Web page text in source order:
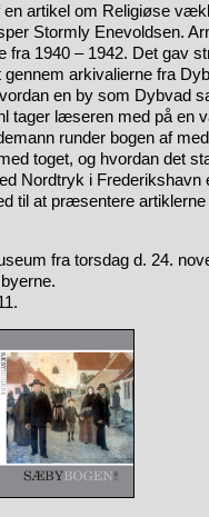
en artikel om Religiøse
Stormly Enevoldsen.
1940 – 1942. Det gav
arkivalierne fra
en by som Dybvad
tager læseren med på en
runder bogen af
toget, og hvordan det
Nordtryk i Frederikshavn
til at præsentere
fra torsdag d. 24.